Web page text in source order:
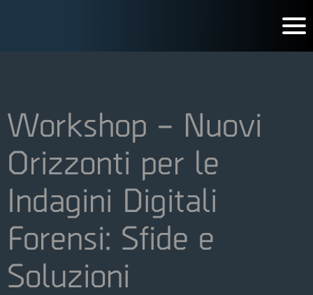
Workshop – Nuovi
Orizzonti per le
Indagini Digitali
Forensi: Sfide e
Soluzioni